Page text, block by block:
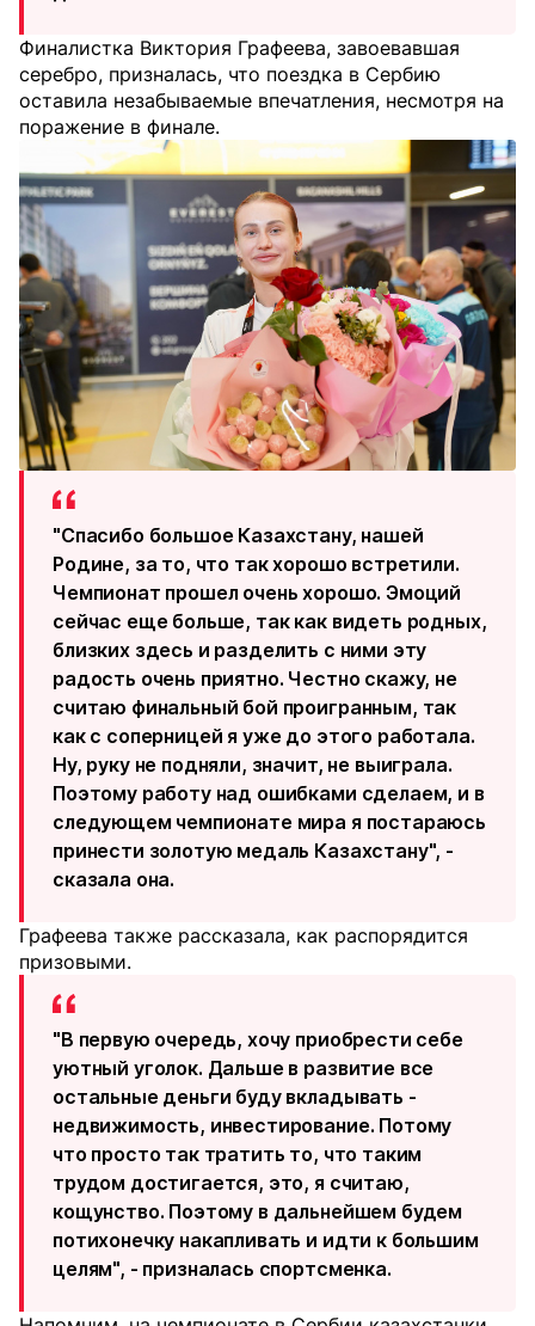
Финалистка Виктория Графеева, завоевавшая
серебро, призналась, что поездка в Сербию
оставила незабываемые впечатления, несмотря на
поражение в финале.
"Спасибо большое Казахстану, нашей
Родине, за то, что так хорошо встретили.
Чемпионат прошел очень хорошо. Эмоций
сейчас еще больше, так как видеть родных,
близких здесь и разделить с ними эту
радость очень приятно. Честно скажу, не
считаю финальный бой проигранным, так
как с соперницей я уже до этого работала.
Ну, руку не подняли, значит, не выиграла.
Поэтому работу над ошибками сделаем, и в
следующем чемпионате мира я постараюсь
принести золотую медаль Казахстану", -
сказала она.
Графеева также рассказала, как распорядится
призовыми.
"В первую очередь, хочу приобрести себе
уютный уголок. Дальше в развитие все
остальные деньги буду вкладывать -
недвижимость, инвестирование. Потому
что просто так тратить то, что таким
трудом достигается, это, я считаю,
кощунство. Поэтому в дальнейшем будем
потихонечку накапливать и идти к большим
целям", - призналась спортсменка.